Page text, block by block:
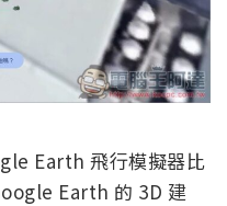
Earth 飛行模擬器比
Earth 的 3D 建